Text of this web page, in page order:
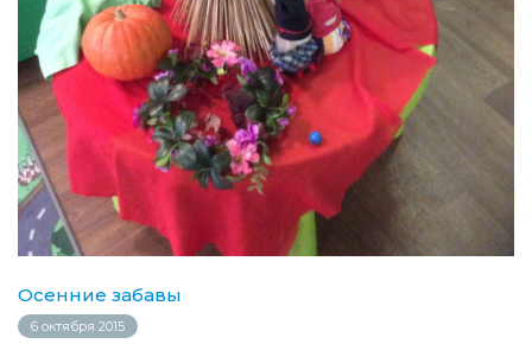
Осенние забавы
6 октября 2015